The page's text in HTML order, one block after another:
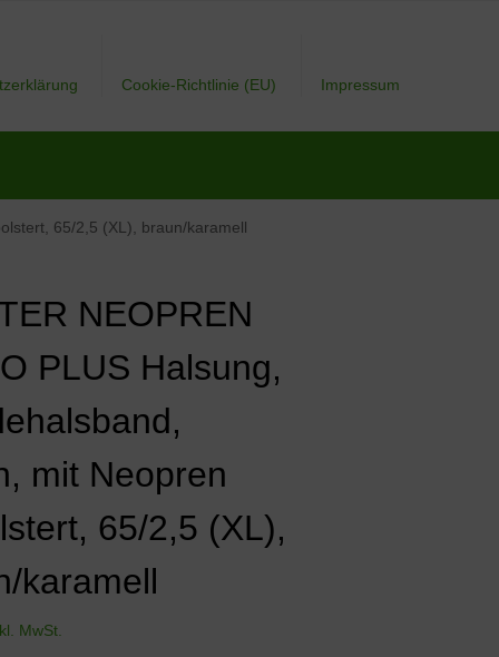
Cookie-Richtlinie (EU) Impressum
65/2,5 (XL), braun/karamell
NEOPREN
PLUS Halsung,
mit Neopren
65/2,5 (XL),
karamell
MwSt.